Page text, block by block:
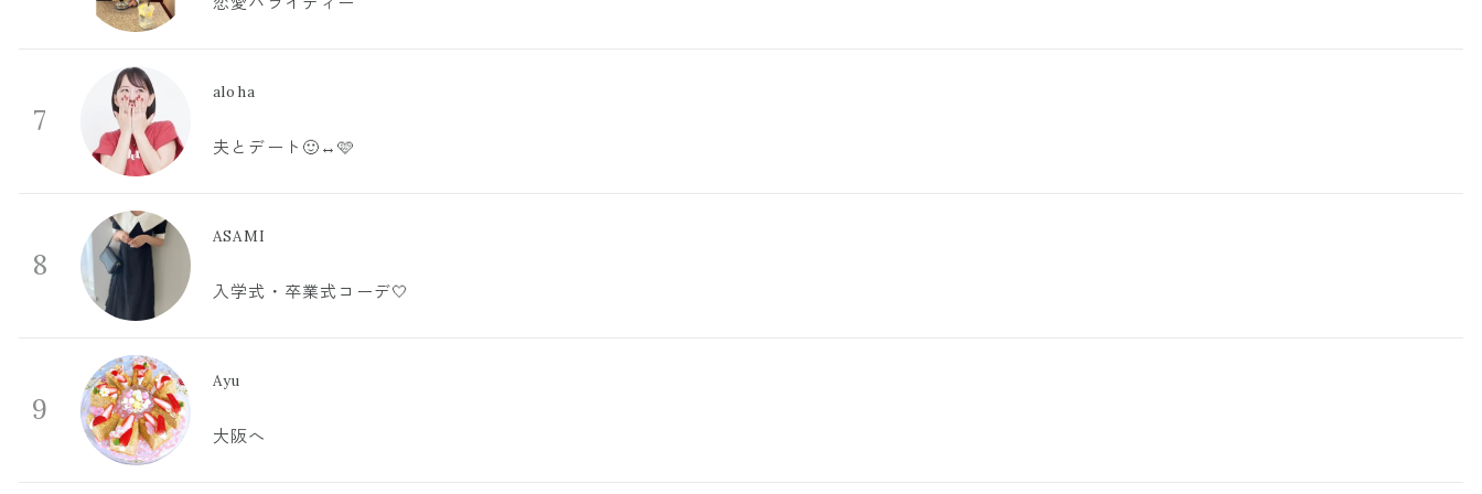
7
aloha
夫とデート🙂‍↔️🩷
8
ASAMI
入学式・卒業式コーデ🤍
9
Ayu
大阪へ